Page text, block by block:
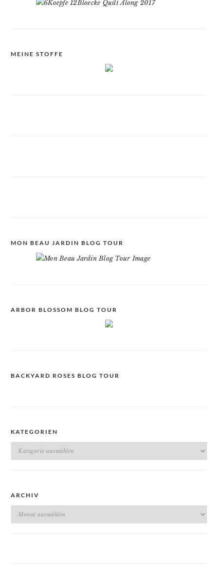
MEINE STOFFE
MON BEAU JARDIN BLOG TOUR
ARBOR BLOSSOM BLOG TOUR
BACKYARD ROSES BLOG TOUR
KATEGORIEN
Kategorien
ARCHIV
Archiv